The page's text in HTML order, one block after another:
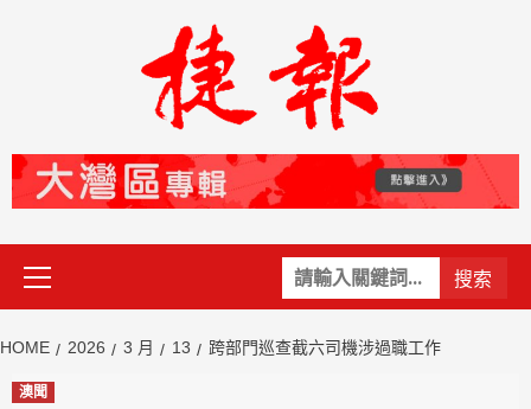
關
鍵
Primary
Menu
HOME 2026 3 月 13 跨部門巡查截六司機涉過職工作
澳聞